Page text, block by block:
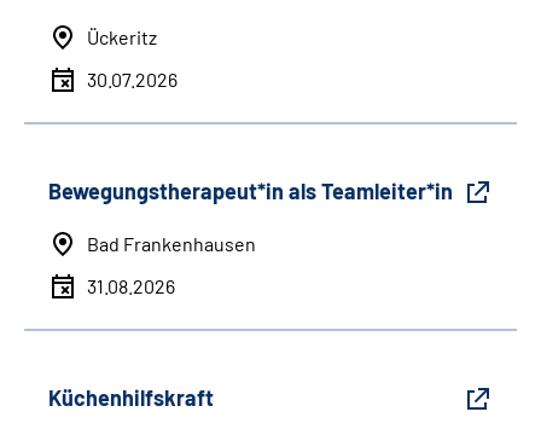
Ückeritz
30.07.2026
Bewegungstherapeut*in als Teamleiter*in
Bad Frankenhausen
31.08.2026
Küchenhilfskraft